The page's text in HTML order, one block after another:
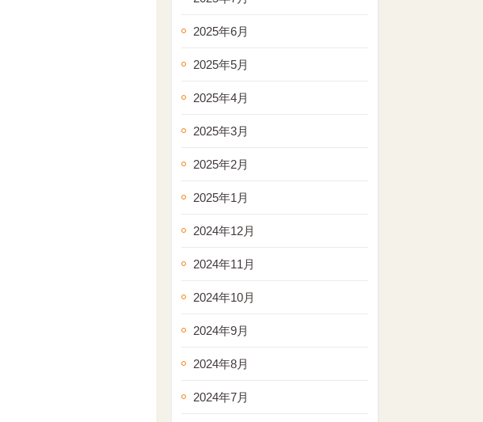
2025年6月
2025年5月
2025年4月
2025年3月
2025年2月
2025年1月
2024年12月
2024年11月
2024年10月
2024年9月
2024年8月
2024年7月